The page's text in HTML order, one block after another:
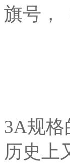
旗号，
3A规格
历史上